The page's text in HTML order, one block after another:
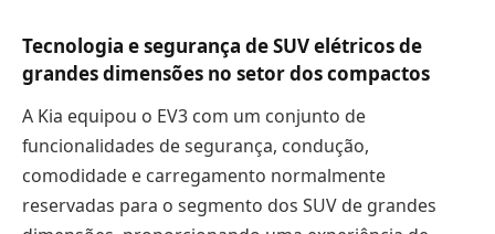
Tecnologia e segurança de SUV elétricos de
grandes dimensões no setor dos compactos
A Kia equipou o EV3 com um conjunto de
funcionalidades de segurança, condução,
comodidade e carregamento normalmente
reservadas para o segmento dos SUV de grandes